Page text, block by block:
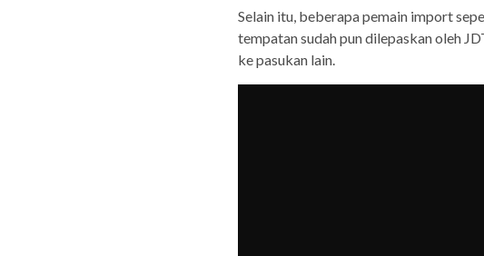
Selain itu, beberapa pemain import
tempatan sudah pun dilepaskan oleh
ke pasukan lain.